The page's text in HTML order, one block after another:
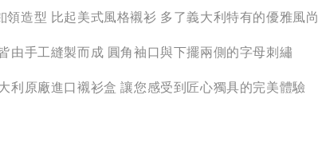
造型 比起美式風格襯衫 多了義大利特有的優雅風尚
由手工縫製而成 圓角袖口與下擺兩側的字母刺繡
利原廠進口襯衫盒 讓您感受到匠心獨具的完美體驗